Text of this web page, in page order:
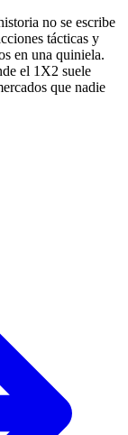
no se escribe
tácticas y
en una quiniela.
el 1X2 suele
que nadie